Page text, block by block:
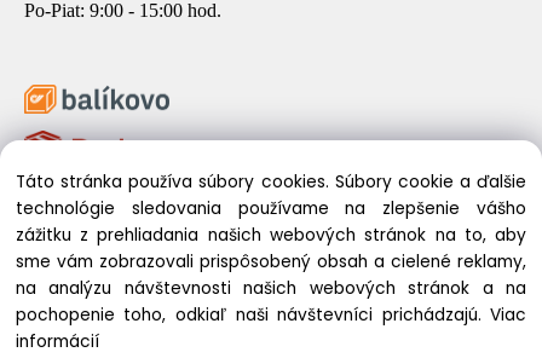
Po-Piat: 9:00 - 15:00 hod.
© 2026 Spirituálna Komnata. Všetky práva vyhradené.
Táto stránka používa súbory cookies. Súbory cookie a ďalšie
technológie sledovania používame na zlepšenie vášho
zážitku z prehliadania našich webových stránok na to, aby
sme vám zobrazovali prispôsobený obsah a cielené reklamy,
na analýzu návštevnosti našich webových stránok a na
pochopenie toho, odkiaľ naši návštevníci prichádzajú.Viac
informácií